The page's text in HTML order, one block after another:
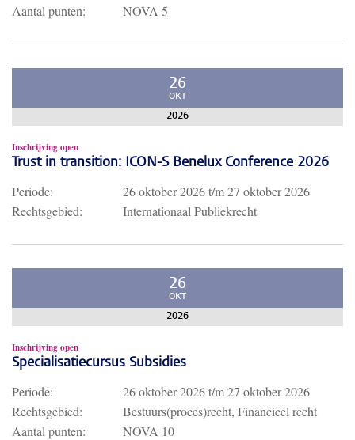
Aantal punten:
NOVA 5
26
OKT
2026
Inschrijving open
Trust in transition: ICON-S Benelux Conference 2026
Periode: 26 oktober 2026t/m27 oktober 2026
Rechtsgebied:
Internationaal Publiekrecht
26
OKT
2026
Inschrijving open
Specialisatiecursus Subsidies
Periode: 26 oktober 2026t/m27 oktober 2026
Rechtsgebied:
Bestuurs(proces)recht, Financieel recht
Aantal punten:
NOVA 10